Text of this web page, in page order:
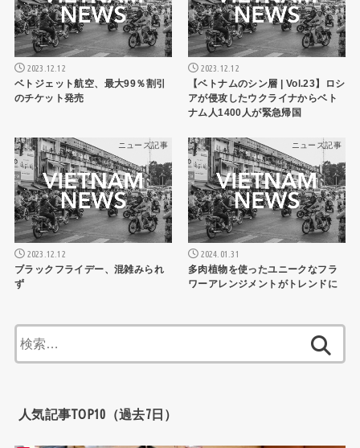
2023.12.12
ベトジェット航空、最大99％割引
のチケット発売
2023.12.12
【ベトナムのシン層 | Vol.23】ロシ
アが侵攻したウクライナからベト
ナム人1400人が緊急帰国
ニュース記事
2023.12.12
ブラックフライデー、混雑みられ
ず
ニュース記事
2024.01.31
多肉植物を使ったユニークなフラ
ワーアレンジメントがトレンドに
索:
人気記事TOP10（過去7日）